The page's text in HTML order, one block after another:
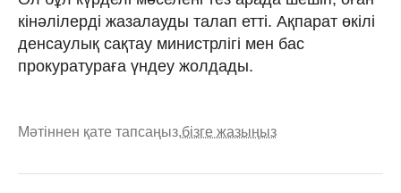
кінәлілерді жазалауды талап етті. Ақпарат өкілі
денсаулық сақтау министрлігі мен бас
прокуратураға үндеу жолдады.
Мәтіннен қате тапсаңыз,бізге жазыңыз